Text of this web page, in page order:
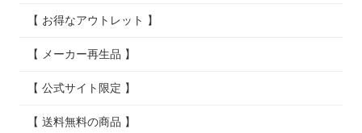
【 お得なアウトレット 】
【 メーカー再生品 】
【 公式サイト限定 】
【 送料無料の商品 】